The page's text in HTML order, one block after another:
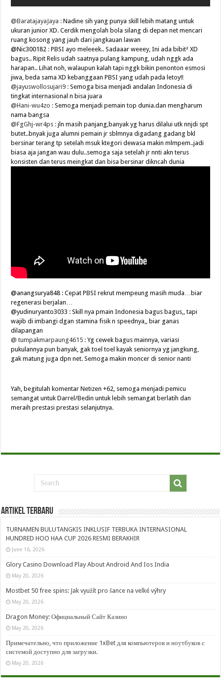
@BaratajayaJaya :Nadine sih yang punya skill lebih matang untuk
ukuran junior XD. Cerdik mengolah bola silang di depan net mencari
ruang kosong yang jauh dari jangkauan lawan
@Nic300182 :PBSI ayo meleeek.. Sadaaar weeey, Ini ada bibit² XD
bagus.. Ripit Relis udah saatnya pulang kampung, udah nggk ada
harapan.. Lihat noh, walaupun kalah tapi nggk bikin penonton esmosi
jiwa, beda sama XD kebanggaan PBSI yang udah pada letoy!!
@jayuswollosujari9 :Semoga bisa menjadi andalan Indonesia di
tingkat internasional n bisa juara
@Hani-wu4zo :Semoga menjadi pemain top dunia.dan mengharum
nama bangsa
@FgGhj-wr4ps :jln masih panjang,banyak yg harus dilalui utk nnjdi spt
butet..bnyak juga alumni pemain jr sblmnya digadang gadang bkl
bersinar terang tp setelah msuk ktegori dewasa makin mlmpem..jadi
biasa aja jangan wau dulu..semoga saja setelah jr nnti akn terus
konsisten dan terus meingkat dan bisa bersinar dikncah dunia
@anangsurya848 :Cepat PBSI rekrut mempeung masih muda…biar
regenerasi berjalan…
@yudinuryanto3033 : Skill nya pmain Indonesia bagus bagus,, tapi
wajib di imbangi dgan stamina fisik n speednya,, biar ganas
dilapangan
@ tumpakmarpaung4615 :Yg cewek bagus mainnya, variasi
pukulannya pun banyak, gak toel toel kayak seniornya yg jangkung,
gak matung juga dpn net. Semoga makin moncer di senior nanti
Yah, begitulah komentar Netizen +62, semoga menjadi pemicu
semangat untuk Darrel/Bedin untuk lebih semangat berlatih dan
meraih prestasi prestasi selanjutnya.
Artikel Terbaru
TURNAMEN BULUTANGKIS INKLUSIF TERBUKA INTERNASIONAL
HUNDRED HOO HAA CUP 2026 RESMI BERAKHIR
June 16, 2026
Glory Casino Download Play About Android And Ios India
May 20, 2026
Mostbet 50 free spins: Jak využít pro šance na velké výhry
May 20, 2026
Dragon Money: Официальный Сайт Казино
May 20, 2026
Примечательно, что приложение 1xBet для компьютеров и ноутбуков с
системой доступно для загрузки.
May 20, 2026